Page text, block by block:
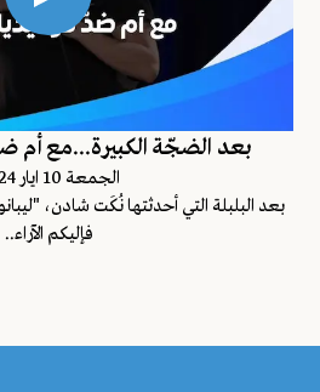
بعد الضجّة الكبيرة...مع أم
الجمعة 10 ايار 2024
بعد البلبلة التي أحدثتها نُكَت شادن،
فإليكم الآراء..